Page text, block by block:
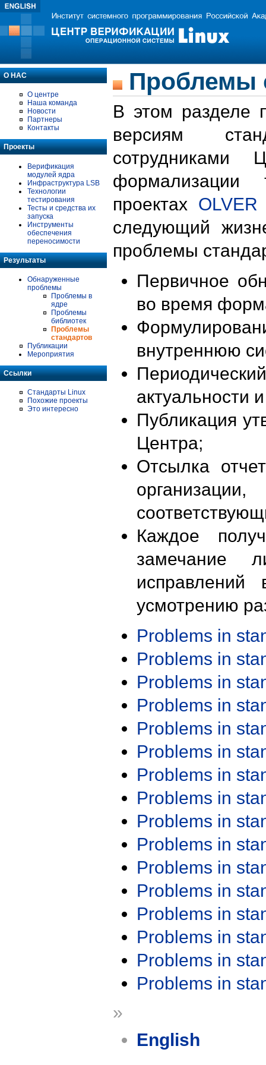
О НАС
О центре
Наша команда
Новости
Партнеры
Контакты
Проекты
Верификация
модулей ядра
Инфраструктура LSB
Технологии
тестирования
Тесты и средства их
запуска
Инструменты
обеспечения
переносимости
Результаты
Обнаруженные
проблемы
Проблемы в
ядре
Проблемы
библиотек
Проблемы
стандартов
Публикации
Мероприятия
Ссылки
Стандарты Linux
Похожие проекты
Это интересно
Проблемы
В этом разделе
версиям
формализации
проектах OLVER
следующий
проблемы
Первичное
во время
внутреннюю
актуальности
Публикация
Центра;
Отсылка
Каждое
замечание
исправлений
усмотрению
Problems in
Problems in
Problems in
Problems in
Problems in
Problems in
Problems in
Problems in
Problems in
Problems in
Problems in
Problems in
Problems in
Problems in
Problems in
Problems in
»
English